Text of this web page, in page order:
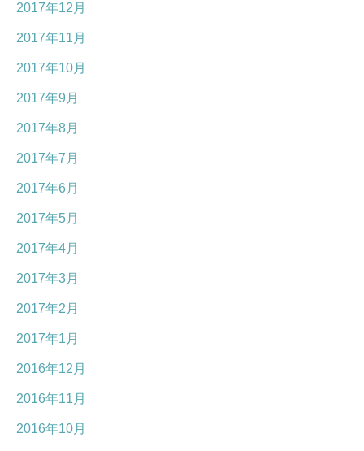
2017年12月
2017年11月
2017年10月
2017年9月
2017年8月
2017年7月
2017年6月
2017年5月
2017年4月
2017年3月
2017年2月
2017年1月
2016年12月
2016年11月
2016年10月